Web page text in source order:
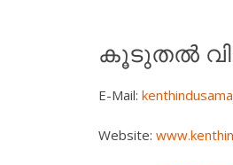
കൂടുതല്‍
E-Mail:
Website: